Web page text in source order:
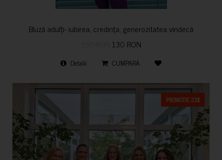
Bluză adulți- iubirea, credința, generozitatea vindecă
130 RON
Detalii CUMPARA
PROMOTIE 23%